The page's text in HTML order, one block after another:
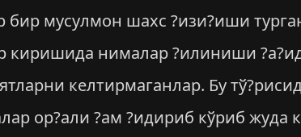
бир мусулмон шахс ?изи?иши
киришида нималар ?илиниши
келтирмаганлар. Бу
ор?али ?ам ?идириб кўриб жуда